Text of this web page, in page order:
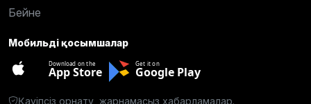
Бейне
Мобильді қосымшалар
Download on the
App Store
Get it on
Google Play
Қауіпсіз орнату, жарнамасыз хабарламалар.